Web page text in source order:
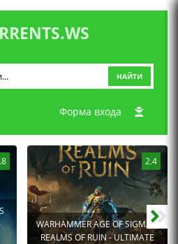
НАЙТИ
Форма входа
2.4
WARHAMMER AGE OF SIGMAR:
REALMS OF RUIN - ULTIMATE